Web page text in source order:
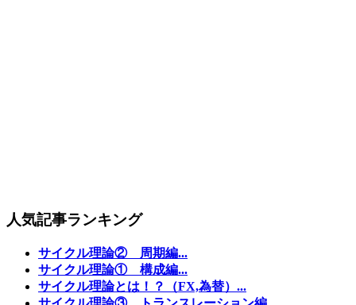
人気記事ランキング
サイクル理論② 周期編...
サイクル理論① 構成編...
サイクル理論とは！？（FX,為替）...